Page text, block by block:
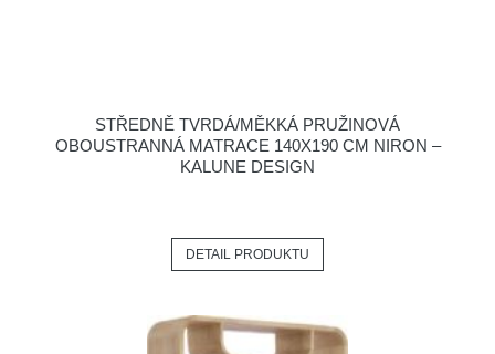
STŘEDNĚ TVRDÁ/MĚKKÁ PRUŽINOVÁ
OBOUSTRANNÁ MATRACE 140X190 CM NIRON –
KALUNE DESIGN
DETAIL PRODUKTU